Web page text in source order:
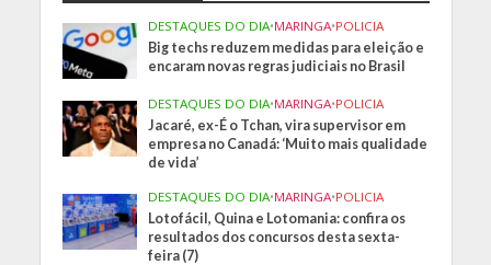
DESTAQUES DO DIA•MARINGA•POLICIA
Big techs reduzem medidas para eleição e
encaram novas regras judiciais no Brasil
DESTAQUES DO DIA•MARINGA•POLICIA
Jacaré, ex-É o Tchan, vira supervisor em
empresa no Canadá: ‘Muito mais qualidade
de vida’
DESTAQUES DO DIA•MARINGA•POLICIA
Lotofácil, Quina e Lotomania: confira os
resultados dos concursos desta sexta-
feira (7)